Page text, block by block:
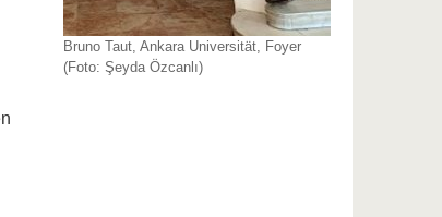
Bruno Taut, Ankara Universität, Foyer
(Foto: Şeyda Özcanlı)